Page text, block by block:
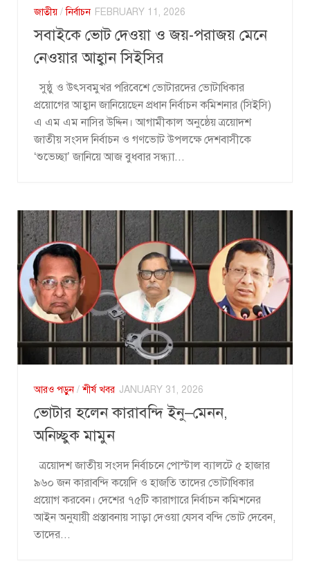
জাতীয় /নির্বাচন FEBRUARY 11, 2026
সবাইকে ভোট দেওয়া ও জয়-পরাজয় মেনে
নেওয়ার আহ্বান সিইসির
সুষ্ঠু ও উৎসবমুখর পরিবেশে ভোটারদের ভোটাধিকার
প্রয়োগের আহ্বান জানিয়েছেন প্রধান নির্বাচন কমিশনার (সিইসি)
এ এম এম নাসির উদ্দিন। আগামীকাল অনুষ্ঠেয় ত্রয়োদশ
জাতীয় সংসদ নির্বাচন ও গণভোট উপলক্ষে দেশবাসীকে
‘শুভেচ্ছা’ জানিয়ে আজ বুধবার সন্ধ্যা...
আরও পড়ুন/শীর্ষ খবর JANUARY 31, 2026
ভোটার হলেন কারাবন্দি ইনু–মেনন,
অনিচ্ছুক মামুন
ত্রয়োদশ জাতীয় সংসদ নির্বাচনে পোস্টাল ব্যালটে ৫ হাজার
৯৬০ জন কারাবন্দি কয়েদি ও হাজতি তাদের ভোটাধিকার
প্রয়োগ করবেন। দেশের ৭৫টি কারাগারে নির্বাচন কমিশনের
আইন অনুযায়ী প্রস্তাবনায় সাড়া দেওয়া যেসব বন্দি ভোট দেবেন,
তাদের...